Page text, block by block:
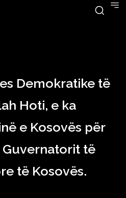
Demokratike të
Hoti, e ka
e Kosovës për
të
të Kosovës.